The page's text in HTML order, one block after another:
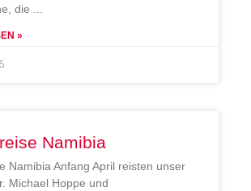
die
»
Namibia
Namibia Anfang April reisten unser
Michael Hoppe und